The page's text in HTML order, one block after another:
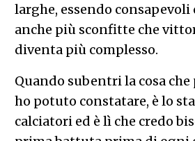
larghe, essendo
anche più sconfitte che
diventa più complesso.
Quando subentri la cosa
ho potuto constatare, è lo
calciatori ed è lì che credo